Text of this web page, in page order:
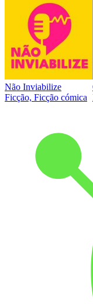
Não Inviabilize
Ficção, Ficção cómica